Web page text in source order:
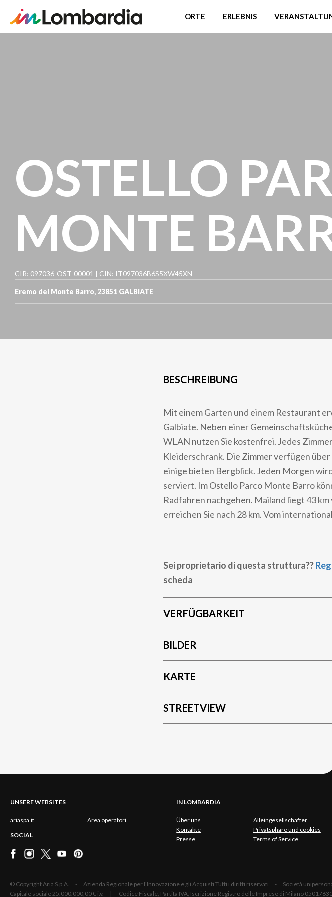
ORTE ERLEBNIS
OSTELLO
MONTE
CIR: 097036-OST-00001 | CIN: IT097036B6S5XW45XN
Eremo del Monte Barro, 23851 GALBIATE
BESCHREIBUNG
Mit einem Garten und einem Restaurant
Galbiate. Neben einer
WLAN nutzen Sie kostenfrei. Jedes
Kleiderschrank. Die Zimmer verfügen
einige bieten Bergblick. Jeden Morgen
serviert. Im Ostello Parco Monte Barro
Radfahren nachgehen. Mailand liegt 43
erreichen Sie nach 28 km. Vom
Sei proprietario di questa struttura??
scheda
VERFÜGBARKEIT
BILDER
KARTE
STREETVIEW
UNSERE WEBSITES
ariaspa.it Area operatori
SOCIAL
IN LOMBARDIA
Über uns
Alleingesellschafter
Kontakte
Privatsphäre und cookies
Presse
Terms of Service
© Copyright Aria S.p.A. - Azienda Regionale per l'Innovazione e gli Acquisti Tutti i diritti riservati - Società
Capitale sociale 25.000.000,00 € i.v. | Codice Fiscale, Partita IVA, Iscrizione Registro delle Imprese di Milano